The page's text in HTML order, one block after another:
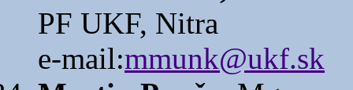
PF UKF, Nitra
e-mail:mmunk@ukf.sk